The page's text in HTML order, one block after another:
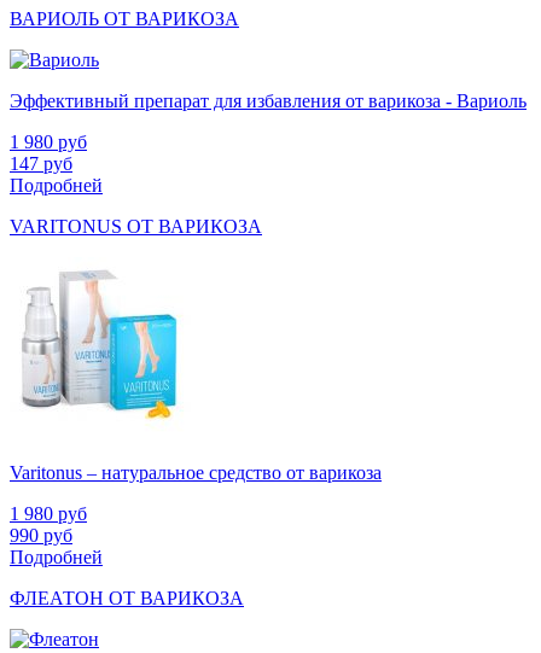
ВАРИОЛЬ ОТ ВАРИКОЗА
Эффективный препарат для избавления от варикоза - Вариоль
1 980 руб
147 руб
Подробней
VARITONUS ОТ ВАРИКОЗА
Varitonus – натуральное средство от варикоза
1 980 руб
990 руб
Подробней
ФЛЕАТОН ОТ ВАРИКОЗА